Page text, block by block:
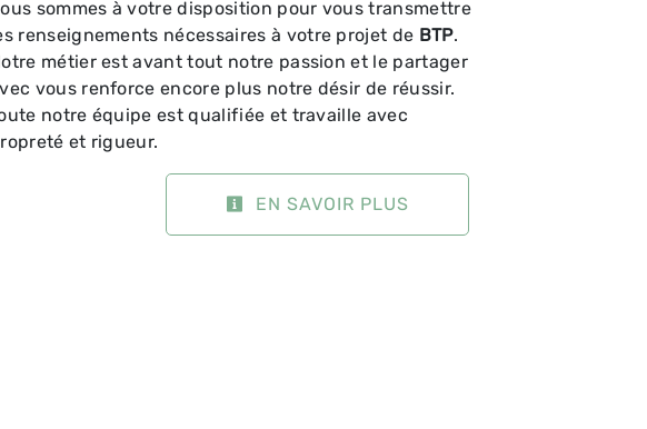
sommes à votre disposition pour vous transmettre
renseignements nécessaires à votre projet de BTP.
métier est avant tout notre passion et le partager
vous renforce encore plus notre désir de réussir.
notre équipe est qualifiée et travaille avec
et rigueur.
EN SAVOIR PLUS